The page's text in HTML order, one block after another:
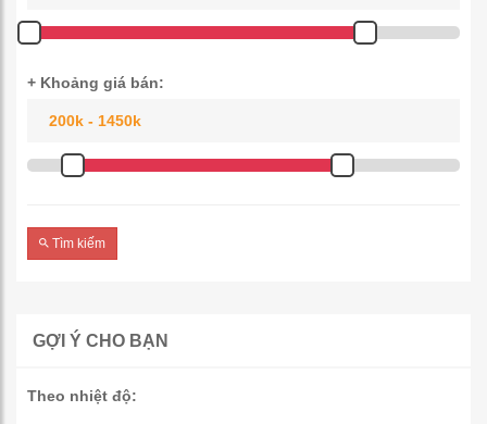
+ Khoảng giá bán:
Tìm kiếm
GỢI Ý CHO BẠN
Theo nhiệt độ: